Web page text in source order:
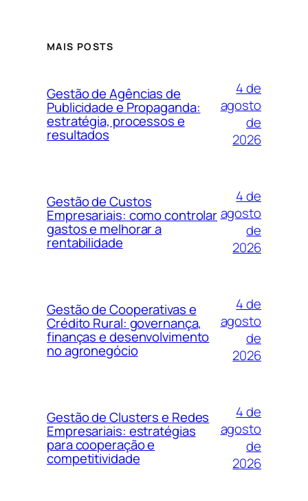
MAIS POSTS
Gestão de Agências de
Publicidade e Propaganda:
estratégia, processos e
resultados
4 de
agosto
de
2026
Gestão de Custos
Empresariais: como controlar
gastos e melhorar a
rentabilidade
4 de
agosto
de
2026
Gestão de Cooperativas e
Crédito Rural: governança,
finanças e desenvolvimento
no agronegócio
4 de
agosto
de
2026
Gestão de Clusters e Redes
Empresariais: estratégias
para cooperação e
competitividade
4 de
agosto
de
2026